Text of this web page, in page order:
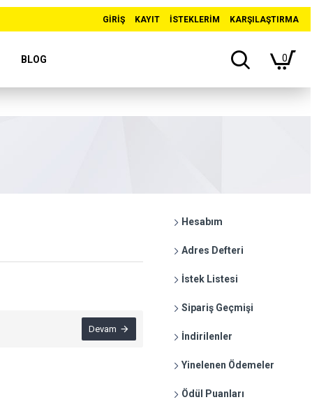
GIRIŞ KAYIT İSTEKLERIM KARŞILAŞTIRMA
BLOG 0
Devam
Hesabım
Adres Defteri
İstek Listesi
Sipariş Geçmişi
İndirilenler
Yinelenen Ödemeler
Ödül Puanları